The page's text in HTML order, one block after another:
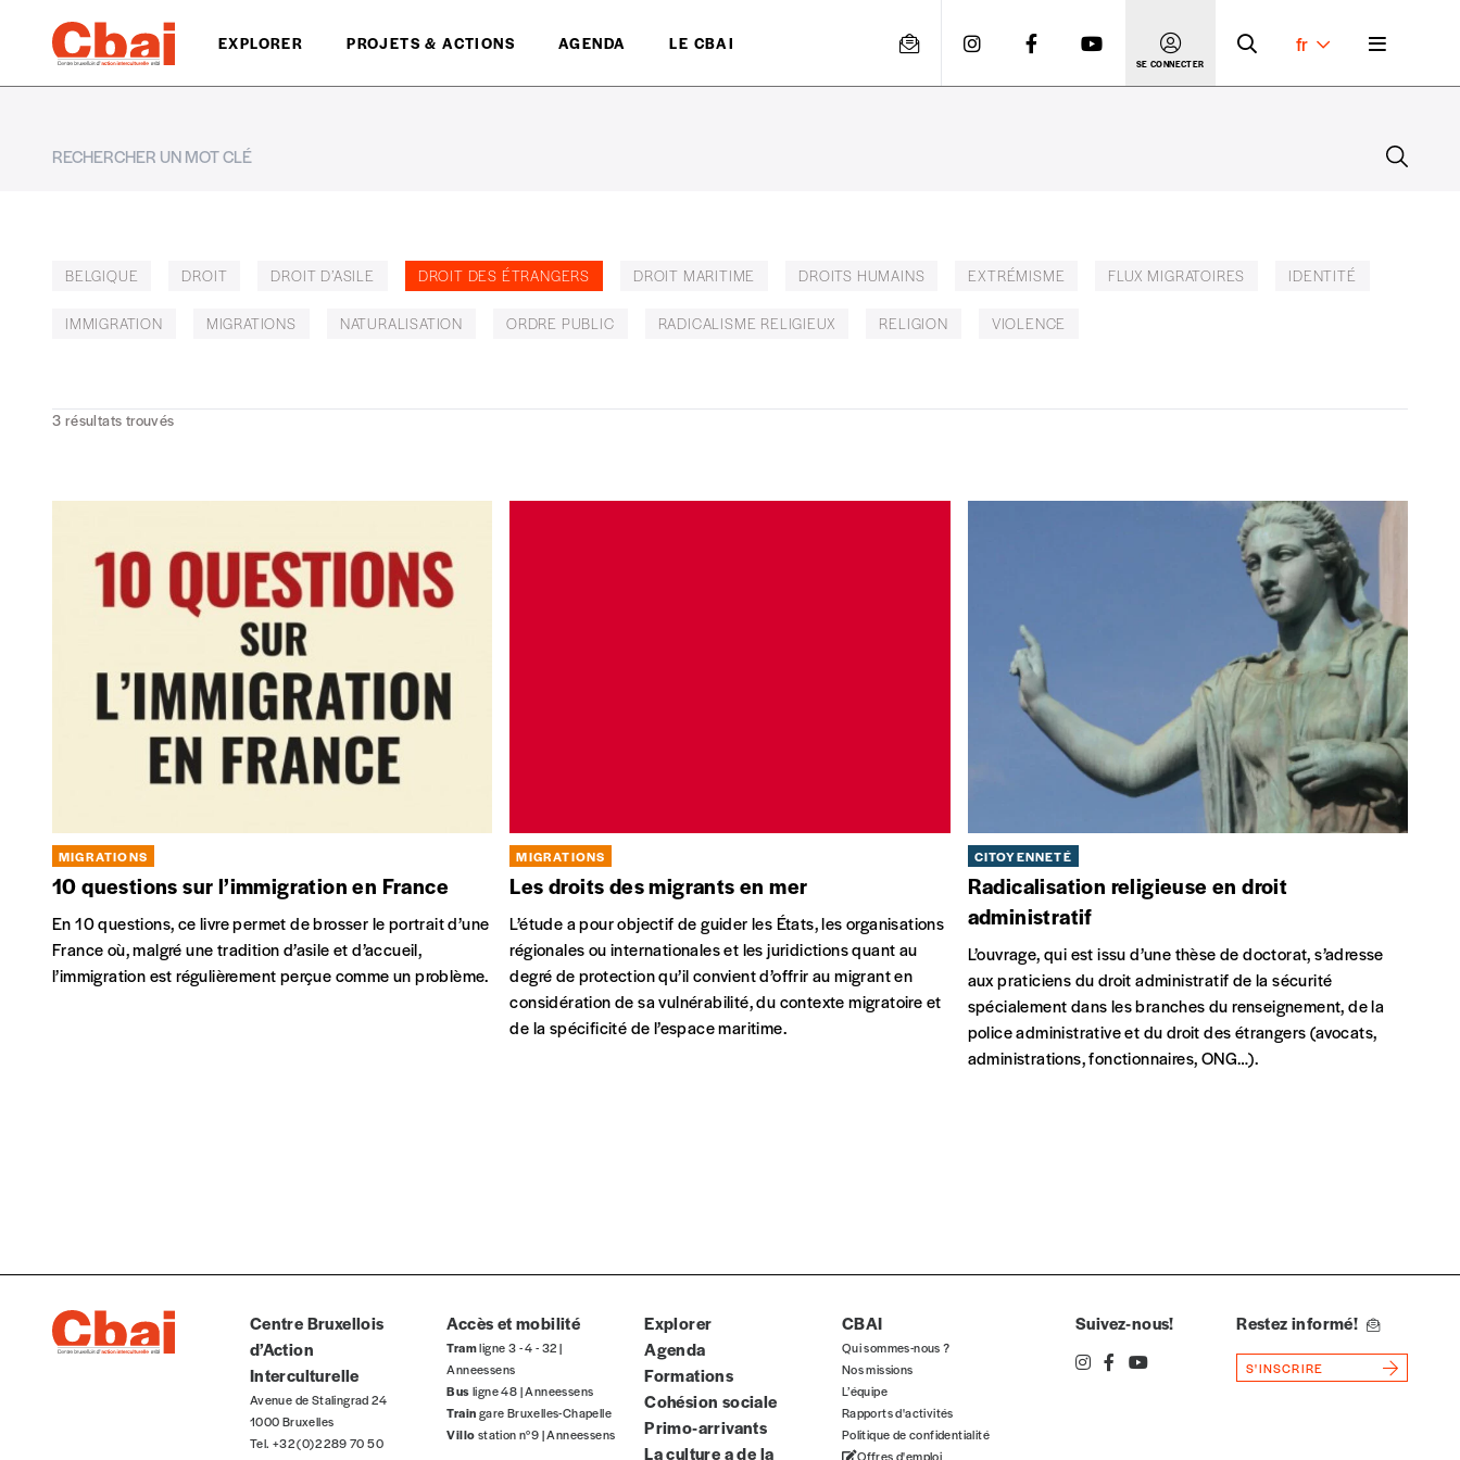
EXPLORER PROJETS & ACTIONS AGENDA LE CBAI
SE CONNECTER
fr
BELGIQUE DROIT DROIT D’ASILE DROIT DES ÉTRANGERS DROIT MARITIME DROITS HUMAINS EXTRÉMISME FLUX MIGRATOIRES IDENTITÉ
IMMIGRATION MIGRATIONS NATURALISATION ORDRE PUBLIC RADICALISME RELIGIEUX RELIGION VIOLENCE
3 résultats trouvés
MIGRATIONS
10 questions sur l’immigration en France
En 10 questions, ce livre permet de brosser le portrait d’une
France où, malgré une tradition d’asile et d’accueil,
l’immigration est régulièrement perçue comme un problème.
MIGRATIONS
Les droits des migrants en mer
L’étude a pour objectif de guider les États, les organisations
régionales ou internationales et les juridictions quant au
degré de protection qu’il convient d’offrir au migrant en
considération de sa vulnérabilité, du contexte migratoire et
de la spécificité de l’espace maritime.
CITOYENNETÉ
Radicalisation religieuse en droit
administratif
L’ouvrage, qui est issu d’une thèse de doctorat, s’adresse
aux praticiens du droit administratif de la sécurité
spécialement dans les branches du renseignement, de la
police administrative et du droit des étrangers (avocats,
administrations, fonctionnaires, ONG…).
Centre Bruxellois
d’Action
Interculturelle
Avenue de Stalingrad 24
1000 Bruxelles
Tel. +32 (0)2 289 70 50
Accès et mobilité
Tramligne 3 - 4 - 32 |
Anneessens
Busligne 48 | Anneessens
Traingare Bruxelles-Chapelle
Villostation n°9 | Anneessens
Explorer
Agenda
Formations
Cohésion sociale
Primo-arrivants
La culture a de la
CBAI
Qui sommes-nous ?
Nos missions
L’équipe
Rapports d'activités
Politique de confidentialité
Offres d'emploi
Suivez-nous! Restez informé!
S'INSCRIRE